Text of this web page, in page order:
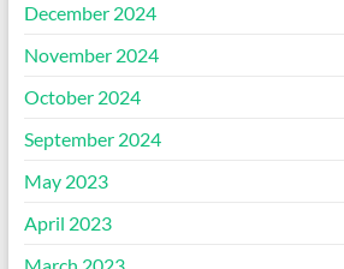
December 2024
November 2024
October 2024
September 2024
May 2023
April 2023